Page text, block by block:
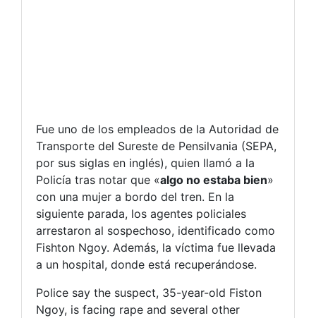
Fue uno de los empleados de la Autoridad de
Transporte del Sureste de Pensilvania (SEPA,
por sus siglas en inglés), quien llamó a la
Policía tras notar que «algo no estaba bien»
con una mujer a bordo del tren. En la
siguiente parada, los agentes policiales
arrestaron al sospechoso, identificado como
Fishton Ngoy. Además, la víctima fue llevada
a un hospital, donde está recuperándose.
Police say the suspect, 35-year-old Fiston
Ngoy, is facing rape and several other